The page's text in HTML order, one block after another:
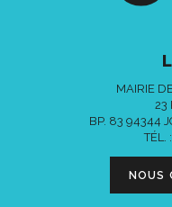
MAIRIE
23
BP. 83 94344
TÉL. :
NOUS